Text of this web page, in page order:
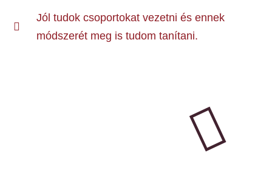
Jól tudok csoportokat vezetni és ennek
módszerét meg is tudom tanítani.